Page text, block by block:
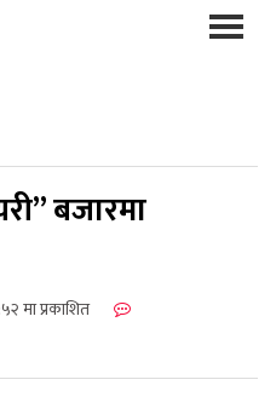
बजारमा
मा प्रकाशित